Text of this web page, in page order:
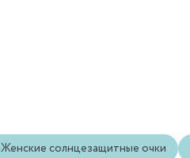
Женские солнцезащитные очки